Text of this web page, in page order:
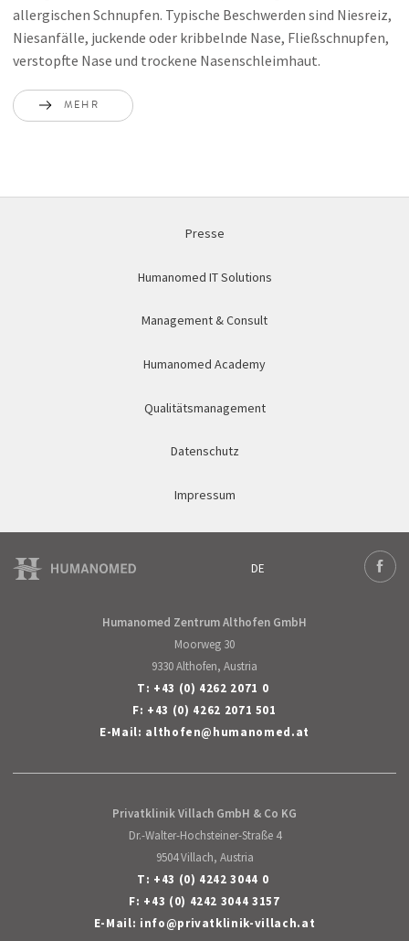
allergischen Schnupfen. Typische Beschwerden sind Niesreiz,
Niesanfälle, juckende oder kribbelnde Nase, Fließschnupfen,
verstopfte Nase und trockene Nasenschleimhaut.
MEHR
Presse
Humanomed IT Solutions
Management & Consult
Humanomed Academy
Qualitätsmanagement
Datenschutz
Impressum
DE
Deutsch
Humanomed Zentrum Althofen GmbH
Moorweg 30
9330 Althofen, Austria
T: +43 (0) 4262 2071 0
F: +43 (0) 4262 2071 501
E-Mail: althofen@humanomed.at
Privatklinik Villach GmbH & Co KG
Dr.-Walter-Hochsteiner-Straße 4
9504 Villach, Austria
T: +43 (0) 4242 3044 0
F: +43 (0) 4242 3044 3157
E-Mail: info@privatklinik-villach.at